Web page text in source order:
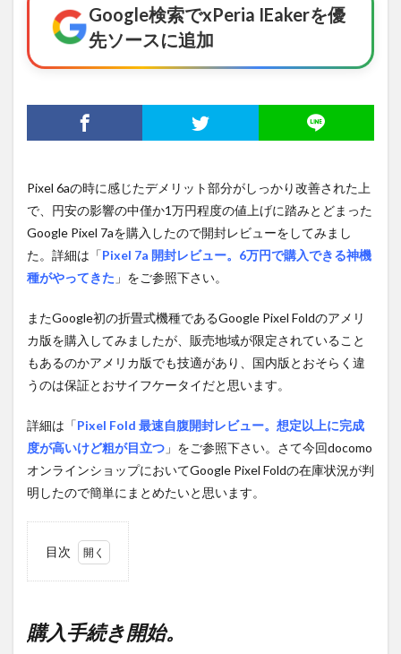
Google検索でxPeria IEakerを優
先ソースに追加
Pixel 6aの時に感じたデメリット部分がしっかり改善された上
で、円安の影響の中僅か1万円程度の値上げに踏みとどまった
Google Pixel 7aを購入したので開封レビューをしてみまし
た。詳細は「Pixel 7a 開封レビュー。6万円で購入できる神機
種がやってきた 」をご参照下さい。
またGoogle初の折畳式機種であるGoogle Pixel Foldのアメリ
カ版を購入してみましたが、販売地域が限定されていること
もあるのかアメリカ版でも技適があり、国内版とおそらく違
うのは保証とおサイフケータイだと思います。
詳細は「Pixel Fold 最速自腹開封レビュー。想定以上に完成
度が高いけど粗が目立つ 」をご参照下さい。さて今回docomo
オンラインショップにおいてGoogle Pixel Foldの在庫状況が判
明したので簡単にまとめたいと思います。
目次
き開
始。
購入手続き開始。